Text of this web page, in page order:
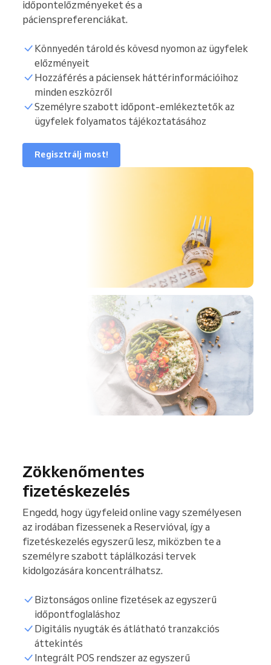
időpontelőzményeket és a
pácienspreferenciákat.
Könnyedén tárold és kövesd nyomon az ügyfelek
előzményeit
Hozzáférés a páciensek háttérinformációihoz
minden eszközről
Személyre szabott időpont-emlékeztetők az
ügyfelek folyamatos tájékoztatásához
Regisztrálj most!
Zökkenőmentes
fizetéskezelés
Engedd, hogy ügyfeleid online vagy személyesen
az irodában fizessenek a Reservióval, így a
fizetéskezelés egyszerű lesz, miközben te a
személyre szabott táplálkozási tervek
kidolgozására koncentrálhatsz.
Biztonságos online fizetések az egyszerű
időpontfoglaláshoz
Digitális nyugták és átlátható tranzakciós
áttekintés
Integrált POS rendszer az egyszerű